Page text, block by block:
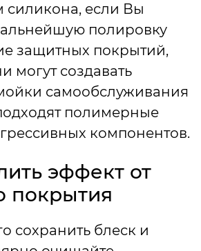
если Вы
полировку
защитных покрытий,
могут создавать
самообслуживания
полимерные
компонентов.
эффект от
покрытия
сохранить блеск и